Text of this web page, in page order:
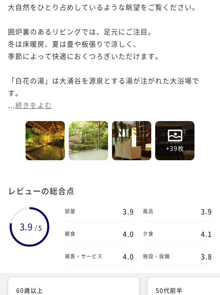
大自然をひとり占めしているような眺望をご覧ください。
囲炉裏のあるリビングでは、足元にご注目。
冬は床暖房、夏は畳や板張りで涼しく、
季節によって快適におくつろぎいただけます。
「白花の湯」は大涌谷を源泉とする湯が注がれた大浴場で
す。
続きをよむ
+39枚
レビューの総合点
3.9 / 5
部屋 3.9 風呂 3.9
朝食 4.0 夕食 4.1
接客・サービス 4.0 施設・設備 3.8
60歳以上
50代前半